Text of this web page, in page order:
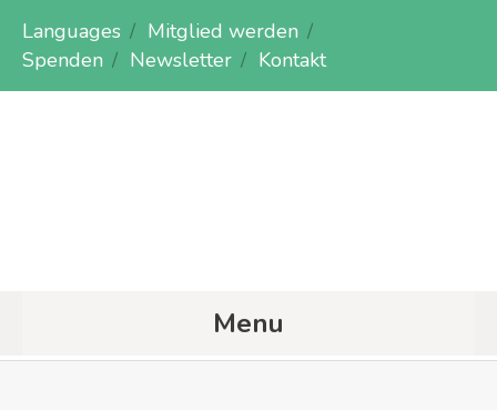
Languages
Mitglied werden
Spenden
Newsletter Kontakt
Menu